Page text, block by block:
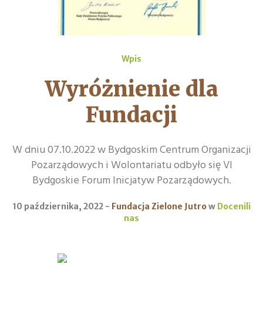
Wpis
Wyróżnienie dla
Fundacji
W dniu 07.10.2022 w Bydgoskim Centrum Organizacji
Pozarządowych i Wolontariatu odbyło się VI
Bydgoskie Forum Inicjatyw Pozarządowych.
10 października, 2022 Fundacja Zielone Jutrow Docenili
nas